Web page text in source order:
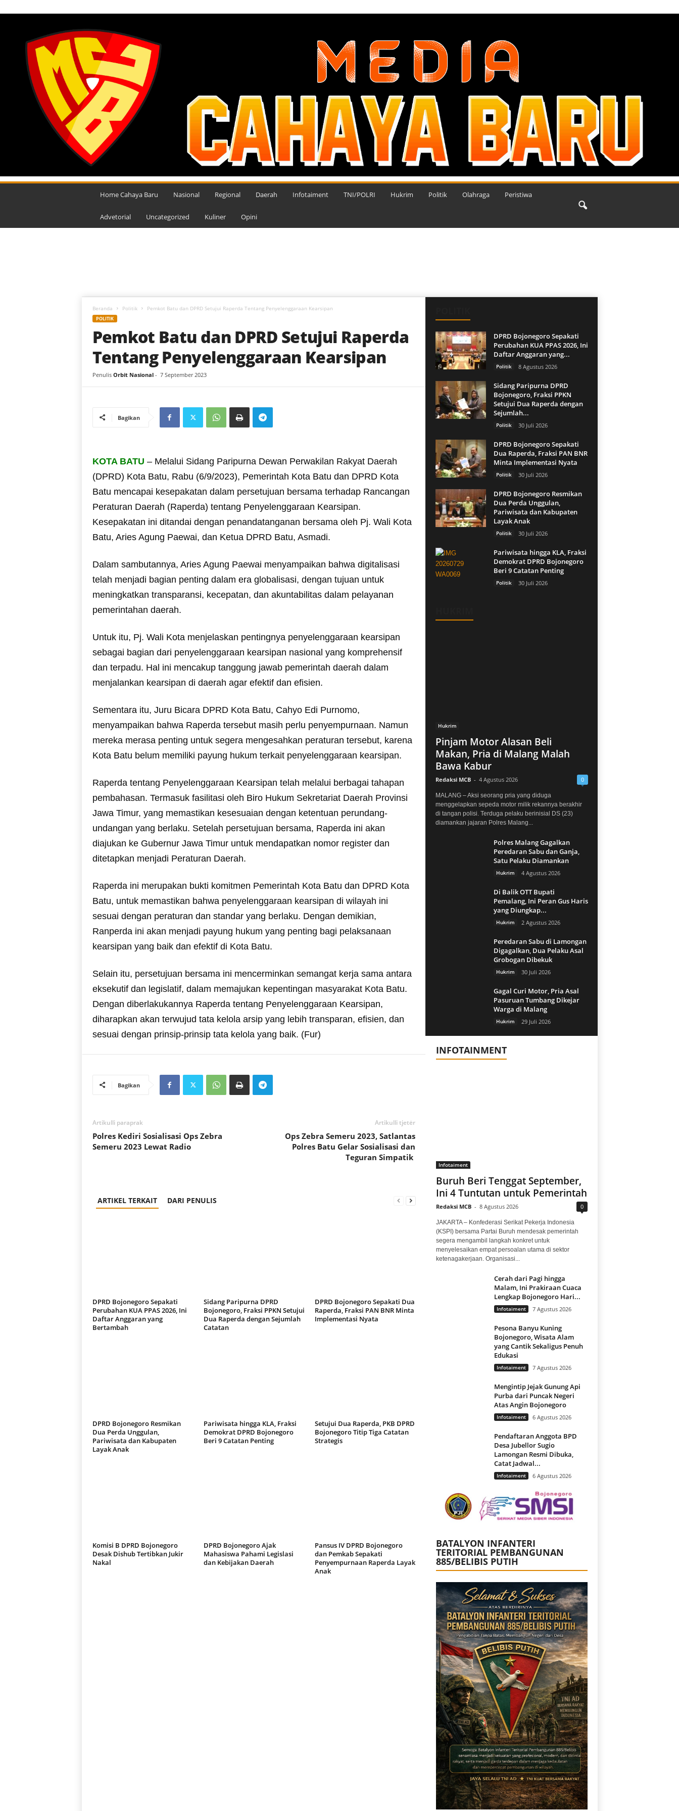
M
Home Cahaya Baru Nasional Regional Daerah Infotaiment TNI/POLRI Hukrim Politik Olahraga Peristiwa
Advetorial Uncategorized Kuliner Opini
Beranda Politik Pemkot Batu dan DPRD Setujui Raperda Tentang Penyelenggaraan Kearsipan
POLITIK
Pemkot Batu dan DPRD Setujui Raperda
Tentang Penyelenggaraan Kearsipan
Penulis Orbit Nasional- 7 September 2023
Bagikan
KOTA BATU – Melalui Sidang Paripurna Dewan Perwakilan Rakyat Daerah
(DPRD) Kota Batu, Rabu (6/9/2023), Pemerintah Kota Batu dan DPRD Kota
Batu mencapai kesepakatan dalam persetujuan bersama terhadap Rancangan
Peraturan Daerah (Raperda) tentang Penyelenggaraan Kearsipan.
Kesepakatan ini ditandai dengan penandatanganan bersama oleh Pj. Wali Kota
Batu, Aries Agung Paewai, dan Ketua DPRD Batu, Asmadi.
Dalam sambutannya, Aries Agung Paewai menyampaikan bahwa digitalisasi
telah menjadi bagian penting dalam era globalisasi, dengan tujuan untuk
meningkatkan transparansi, kecepatan, dan akuntabilitas dalam pelayanan
pemerintahan daerah.
Untuk itu, Pj. Wali Kota menjelaskan pentingnya penyelenggaraan kearsipan
sebagai bagian dari penyelenggaraan kearsipan nasional yang komprehensif
dan terpadu. Hal ini mencakup tanggung jawab pemerintah daerah dalam
menjalankan kearsipan di daerah agar efektif dan efisien.
Sementara itu, Juru Bicara DPRD Kota Batu, Cahyo Edi Purnomo,
menyampaikan bahwa Raperda tersebut masih perlu penyempurnaan. Namun
mereka merasa penting untuk segera mengesahkan peraturan tersebut, karena
Kota Batu belum memiliki payung hukum terkait penyelenggaraan kearsipan.
Raperda tentang Penyelenggaraan Kearsipan telah melalui berbagai tahapan
pembahasan. Termasuk fasilitasi oleh Biro Hukum Sekretariat Daerah Provinsi
Jawa Timur, yang memastikan kesesuaian dengan ketentuan perundang-
undangan yang berlaku. Setelah persetujuan bersama, Raperda ini akan
diajukan ke Gubernur Jawa Timur untuk mendapatkan nomor register dan
ditetapkan menjadi Peraturan Daerah.
Raperda ini merupakan bukti komitmen Pemerintah Kota Batu dan DPRD Kota
Batu, untuk memastikan bahwa penyelenggaraan kearsipan di wilayah ini
sesuai dengan peraturan dan standar yang berlaku. Dengan demikian,
Ranperda ini akan menjadi payung hukum yang penting bagi pelaksanaan
kearsipan yang baik dan efektif di Kota Batu.
Selain itu, persetujuan bersama ini mencerminkan semangat kerja sama antara
eksekutif dan legislatif, dalam memajukan kepentingan masyarakat Kota Batu.
Dengan diberlakukannya Raperda tentang Penyelenggaraan Kearsipan,
diharapkan akan terwujud tata kelola arsip yang lebih transparan, efisien, dan
sesuai dengan prinsip-prinsip tata kelola yang baik. (Fur)
Bagikan
Artikulli paraprak
Polres Kediri Sosialisasi Ops Zebra
Semeru 2023 Lewat Radio
Artikulli tjetër
Ops Zebra Semeru 2023, Satlantas
Polres Batu Gelar Sosialisasi dan
Teguran Simpatik
ARTIKEL TERKAIT DARI PENULIS
DPRD Bojonegoro Sepakati
Perubahan KUA PPAS 2026, Ini
Daftar Anggaran yang
Bertambah
Sidang Paripurna DPRD
Bojonegoro, Fraksi PPKN Setujui
Dua Raperda dengan Sejumlah
Catatan
DPRD Bojonegoro Sepakati Dua
Raperda, Fraksi PAN BNR Minta
Implementasi Nyata
DPRD Bojonegoro Resmikan
Dua Perda Unggulan,
Pariwisata dan Kabupaten
Layak Anak
Pariwisata hingga KLA, Fraksi
Demokrat DPRD Bojonegoro
Beri 9 Catatan Penting
Setujui Dua Raperda, PKB DPRD
Bojonegoro Titip Tiga Catatan
Strategis
Komisi B DPRD Bojonegoro
Desak Dishub Tertibkan Jukir
Nakal
DPRD Bojonegoro Ajak
Mahasiswa Pahami Legislasi
dan Kebijakan Daerah
Pansus IV DPRD Bojonegoro
dan Pemkab Sepakati
Penyempurnaan Raperda Layak
Anak
DPRD Bojonegoro Sepakati
Perubahan KUA PPAS 2026, Ini
Daftar Anggaran yang...
Politik 8 Agustus 2026
Sidang Paripurna DPRD
Bojonegoro, Fraksi PPKN
Setujui Dua Raperda dengan
Sejumlah...
Politik 30 Juli 2026
DPRD Bojonegoro Sepakati
Dua Raperda, Fraksi PAN BNR
Minta Implementasi Nyata
Politik 30 Juli 2026
DPRD Bojonegoro Resmikan
Dua Perda Unggulan,
Pariwisata dan Kabupaten
Layak Anak
Politik 30 Juli 2026
Pariwisata hingga KLA, Fraksi
Demokrat DPRD Bojonegoro
Beri 9 Catatan Penting
Politik 30 Juli 2026
Hukrim
Pinjam Motor Alasan Beli
Makan, Pria di Malang Malah
Bawa Kabur
Redaksi MCB - 4 Agustus 2026 0
MALANG – Aksi seorang pria yang diduga
menggelapkan sepeda motor milik rekannya berakhir
di tangan polisi. Terduga pelaku berinisial DS (23)
diamankan jajaran Polres Malang...
Polres Malang Gagalkan
Peredaran Sabu dan Ganja,
Satu Pelaku Diamankan
Hukrim 4 Agustus 2026
Di Balik OTT Bupati
Pemalang, Ini Peran Gus Haris
yang Diungkap...
Hukrim 2 Agustus 2026
Peredaran Sabu di Lamongan
Digagalkan, Dua Pelaku Asal
Grobogan Dibekuk
Hukrim 30 Juli 2026
Gagal Curi Motor, Pria Asal
Pasuruan Tumbang Dikejar
Warga di Malang
Hukrim 29 Juli 2026
INFOTAINMENT
Infotaiment
Buruh Beri Tenggat September,
Ini 4 Tuntutan untuk Pemerintah
Redaksi MCB - 8 Agustus 2026 0
JAKARTA – Konfederasi Serikat Pekerja Indonesia
(KSPI) bersama Partai Buruh mendesak pemerintah
segera mengambil langkah konkret untuk
menyelesaikan empat persoalan utama di sektor
ketenagakerjaan. Organisasi...
Cerah dari Pagi hingga
Malam, Ini Prakiraan Cuaca
Lengkap Bojonegoro Hari...
Infotaiment 7 Agustus 2026
Pesona Banyu Kuning
Bojonegoro, Wisata Alam
yang Cantik Sekaligus Penuh
Edukasi
Infotaiment 7 Agustus 2026
Mengintip Jejak Gunung Api
Purba dari Puncak Negeri
Atas Angin Bojonegoro
Infotaiment 6 Agustus 2026
Pendaftaran Anggota BPD
Desa Jubellor Sugio
Lamongan Resmi Dibuka,
Catat Jadwal...
Infotaiment 6 Agustus 2026
BATALYON INFANTERI
TERITORIAL PEMBANGUNAN
885/BELIBIS PUTIH